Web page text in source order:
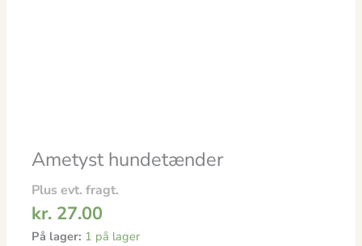
Ametyst hundetænder
Plus evt. fragt.
kr. 27.00
På lager: 1 på lager